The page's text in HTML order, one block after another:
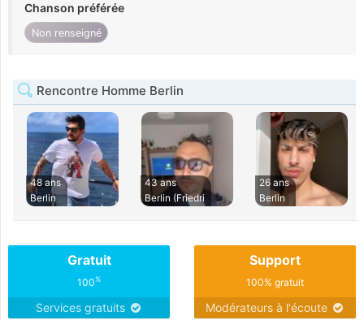
Chanson préférée
Non renseigné
Rencontre Homme Berlin
48 ans
Berlin
43 ans
Berlin (Friedri
26 ans
Berlin
Gratuit
100%
Services gratuits
Support
100% gratuit
Modérateurs à l'écoute